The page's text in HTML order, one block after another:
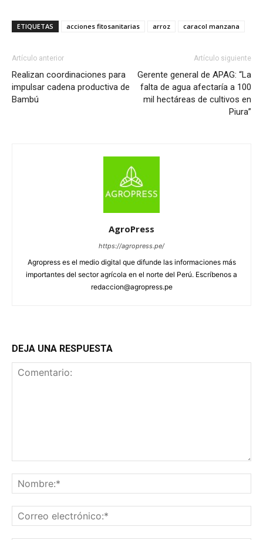
ETIQUETAS acciones fitosanitarias arroz caracol manzana
Artículo anterior
Realizan coordinaciones para
impulsar cadena productiva de
Bambú
Artículo siguiente
Gerente general de APAG: “La
falta de agua afectaría a 100
mil hectáreas de cultivos en
Piura”
AgroPress
https://agropress.pe/
Agropress es el medio digital que difunde las informaciones más
importantes del sector agrícola en el norte del Perú. Escríbenos a
redaccion@agropress.pe
DEJA UNA RESPUESTA